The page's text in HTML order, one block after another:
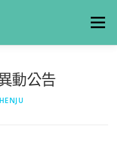
選單
動公告